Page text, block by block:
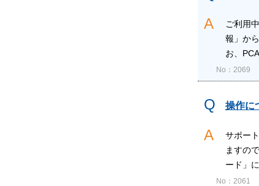
ご利用
報」か
お、
No：2069
操作に
サポー
ますの
ード」
No：2061